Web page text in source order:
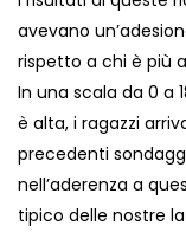
avevano
rispetto a chi è più
In una scala da 0 a
è alta, i ragazzi
precedenti
nell’aderenza a
tipico delle nostre